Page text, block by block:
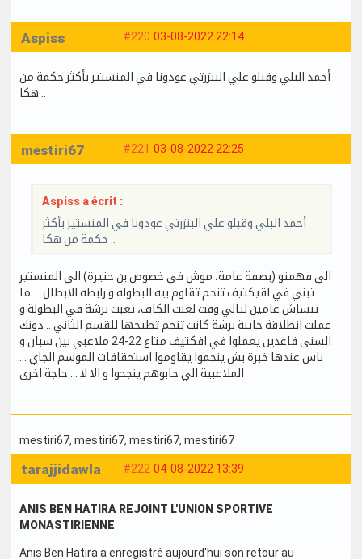
#220 03-08-2022 22:14
Aspiss
أحمد البلي وقبلو علي البنزرتي عودونا في المنستير بأكثر حكمة من
#221 03-08-2022 22:25
mestiri67
Aspiss a écrit :
أحمد البلي وقبلو علي البنزرتي عودونا في المنستير بأكثر
الي فهمتو (بصفة عامة، موش في خصوص بن حتيرة) الي المنستير
تبني في اقيكتيف تنجم تقاوم بيه البطولة و رابطة الابطال … ما
تنساش عامين لتالي وقت لعبت الكاف، تعبت برشة في البطولة و
عملت انطلاقة خايبة برشة كانت تنجم تطيحها للقسم الثاني .. دونك
السنى قاعدين يعملوا في افكتيف متاع 22-24 ملاعبي بين شبان و
ناس عندها خبرة بش ينجموا يقاوموا استحقاقات الموسم الجاي …
الملاعبية الي جابوهم ينجحوا و الا لا … حاجة اخرى
mestiri67, mestiri67, mestiri67, mestiri67
#222 04-08-2022 13:39
tarajjidawla
ANIS BEN HATIRA REJOINT L'UNION SPORTIVE
MONASTIRIENNE
Anis Ben Hatira a enregistré aujourd'hui son retour au